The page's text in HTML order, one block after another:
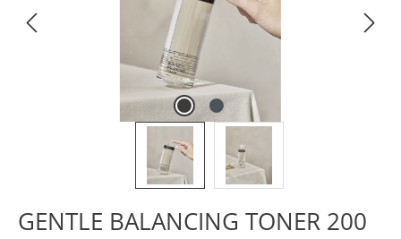
GENTLE BALANCING TONER 200